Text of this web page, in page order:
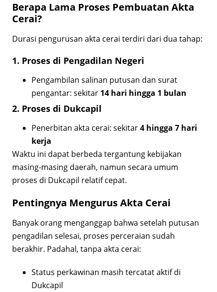
Berapa Lama Proses Pembuatan Akta
Cerai?
Durasi pengurusan akta cerai terdiri dari dua tahap:
1. Proses di Pengadilan Negeri
Pengambilan salinan putusan dan surat
pengantar: sekitar 14 hari hingga 1 bulan
2. Proses di Dukcapil
Penerbitan akta cerai: sekitar4 hingga 7 hari
kerja
Waktu ini dapat berbeda tergantung kebijakan
masing-masing daerah, namun secara umum
proses di Dukcapil relatif cepat.
Pentingnya Mengurus Akta Cerai
Banyak orang menganggap bahwa setelah putusan
pengadilan selesai, proses perceraian sudah
berakhir. Padahal, tanpa akta cerai:
Status perkawinan masih tercatat aktif di
Dukcapil